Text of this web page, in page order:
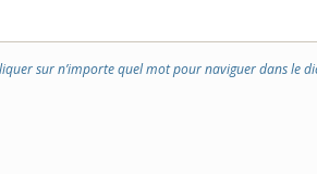
sur n’importe quel mot pour naviguer dans le